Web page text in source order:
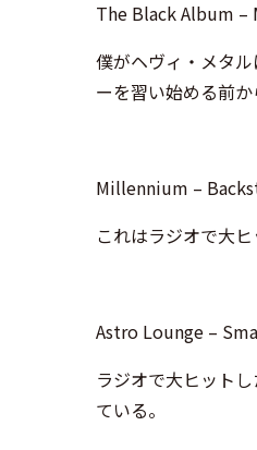
The Black Album –
僕がヘヴィ・メタ
ーを習い始める前か
Millennium –
これはラジオで大
Astro Lounge –
ラジオで大ヒット
ている。